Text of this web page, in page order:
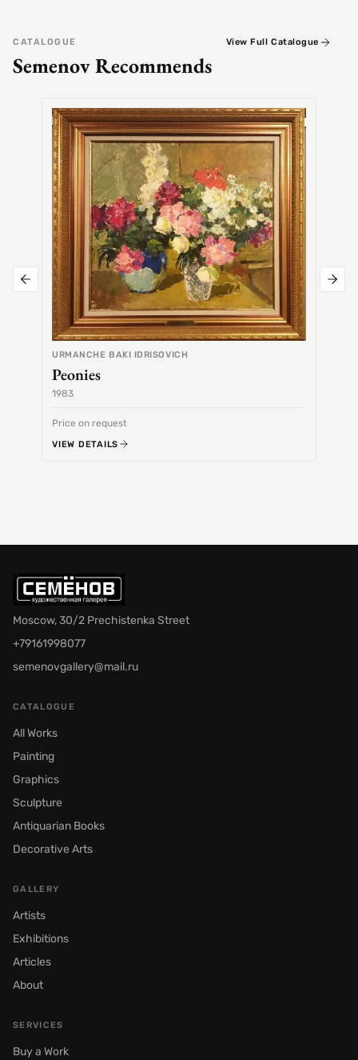
CATALOGUE
Semenov Recommends
View Full Catalogue
URMANCHE BAKI IDRISOVICH
Peonies
1983
Price on request
VIEW DETAILS
Moscow, 30/2 Prechistenka Street
+79161998077
semenovgallery@mail.ru
CATALOGUE
All Works
Painting
Graphics
Sculpture
Antiquarian Books
Decorative Arts
GALLERY
Artists
Exhibitions
Articles
About
SERVICES
Buy a Work